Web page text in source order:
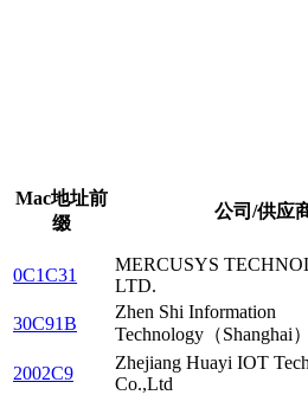
Mac地址前
缀
公司/供应
0C1C31
MERCUSYS
LTD.
30C91B
Zhen Shi Information
Technology（Shanghai
2002C9
Zhejiang Huayi IOT
Co.,Ltd